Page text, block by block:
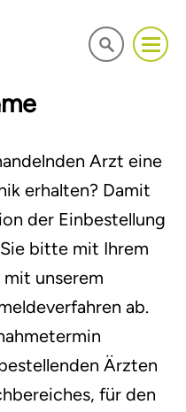
Arzt eine
erhalten? Damit
der Einbestellung
bitte mit Ihrem
unserem
ab.
Ärzten
für den